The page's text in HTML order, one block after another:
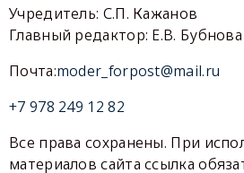
Учредитель: С.П. Кажанов
Главный редактор: Е.В. Бубнова
Почта:moder_forpost@mail.ru
+7 978 249 12 82
Все права сохранены. При
материалов сайта ссылка